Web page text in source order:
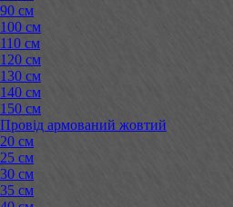
90 см
100 см
110 см
120 см
130 см
140 см
150 см
Провід армований жовтий
20 см
25 см
30 см
35 см